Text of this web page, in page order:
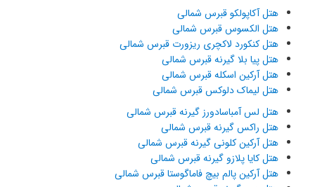
هتل آکاپولکو قبرس شمالی
هتل الکسوس قبرس شمالی
هتل کنکورد لاکچری ریزورت قبرس شمالی
هتل پیا بلا گیرنه قبرس شمالی
هتل آرکین اسکله قبرس شمالی
هتل لیماک دلوکس قبرس شمالی
هتل لس آمباسادورز گیرنه قبرس شمالی
هتل راکس گیرنه قبرس شمالی
هتل آرکین کلونی گیرنه قبرس شمالی
هتل کایا پلازو گیرنه قبرس شمالی
هتل آرکین پالم بیچ فاماگوستا قبرس شمالی